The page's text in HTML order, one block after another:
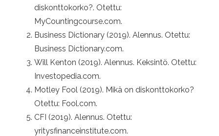
diskonttokorko?. Otettu:
MyCountingcourse.com.
Business Dictionary (2019). Alennus. Otettu:
Business Dictionary.com.
Will Kenton (2019). Alennus. Keksintö. Otettu:
Investopedia.com.
Motley Fool (2019). Mikä on diskonttokorko?
Otettu: Fool.com.
CFI (2019). Alennus. Otettu:
yritysfinanceinstitute.com.